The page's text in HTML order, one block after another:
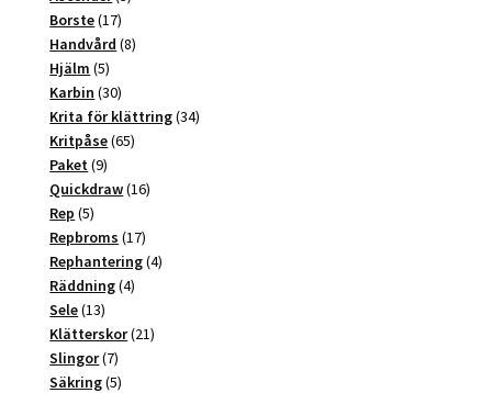
Borste 1717
produkter
Handvård 88
Hjälm 55
produkter
Karbin 3030
produkter
Krita för klättring 3434
Kritpåse 6565
Paket 99
produkter
Quickdraw 1616
Rep 55
produkter
Repbroms 1717
produkter
Rephantering 44
Räddning 44
Sele 1313
produkter
Klätterskor 2121
Slingor 77
produkter
Säkring 55